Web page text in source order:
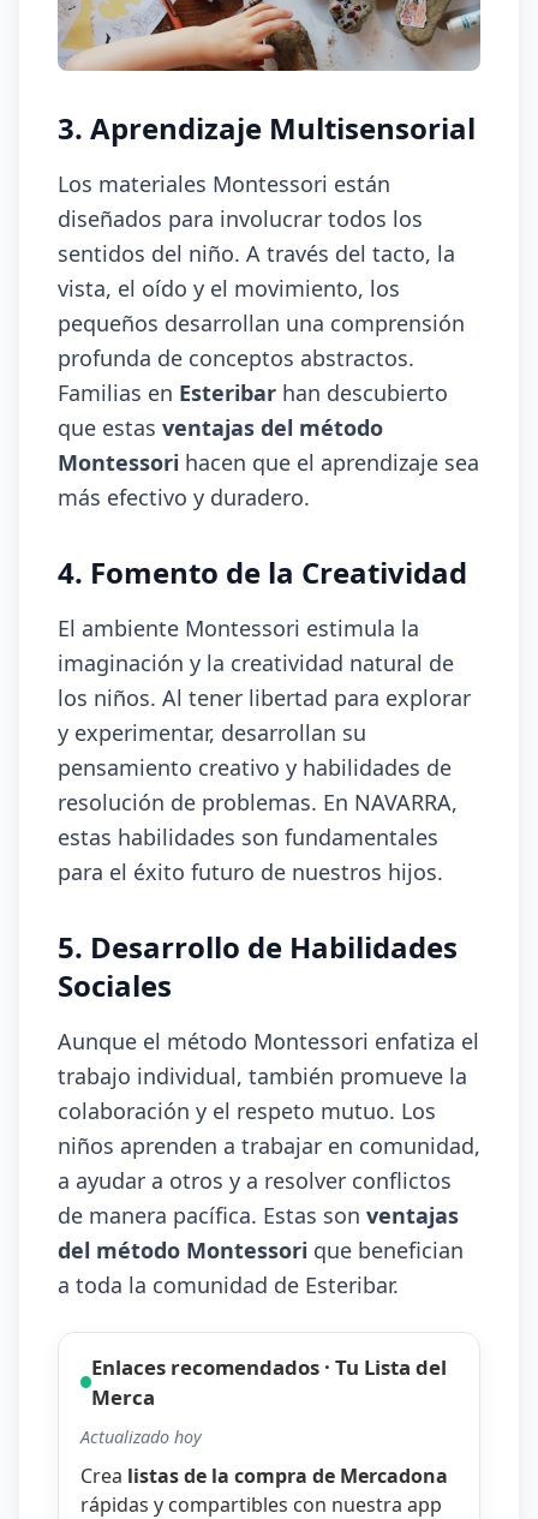
3. Aprendizaje Multisensorial
Los materiales Montessori están
diseñados para involucrar todos los
sentidos del niño. A través del tacto, la
vista, el oído y el movimiento, los
pequeños desarrollan una comprensión
profunda de conceptos abstractos.
Familias en Esteribar han descubierto
que estas ventajas del método
Montessori hacen que el aprendizaje sea
más efectivo y duradero.
4. Fomento de la Creatividad
El ambiente Montessori estimula la
imaginación y la creatividad natural de
los niños. Al tener libertad para explorar
y experimentar, desarrollan su
pensamiento creativo y habilidades de
resolución de problemas. En NAVARRA,
estas habilidades son fundamentales
para el éxito futuro de nuestros hijos.
5. Desarrollo de Habilidades
Sociales
Aunque el método Montessori enfatiza el
trabajo individual, también promueve la
colaboración y el respeto mutuo. Los
niños aprenden a trabajar en comunidad,
a ayudar a otros y a resolver conflictos
de manera pacífica. Estas son ventajas
del método Montessori que benefician
a toda la comunidad de Esteribar.
Enlaces recomendados · Tu Lista del
Merca
Actualizado hoy
Crea listas de la compra de Mercadona
rápidas y compartibles con nuestra app